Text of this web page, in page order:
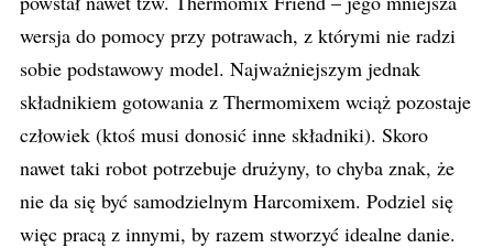
wersja do pomocy przy potrawach, z którymi nie radzi
sobie podstawowy model. Najważniejszym jednak
składnikiem gotowania z Thermomixem wciąż pozostaje
człowiek (ktoś musi donosić inne składniki). Skoro
nawet taki robot potrzebuje drużyny, to chyba znak, że
nie da się być samodzielnym Harcomixem. Podziel się
więc pracą z innymi, by razem stworzyć idealne danie.